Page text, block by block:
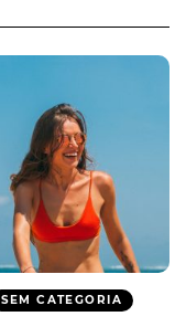
SEM CATEGORIA